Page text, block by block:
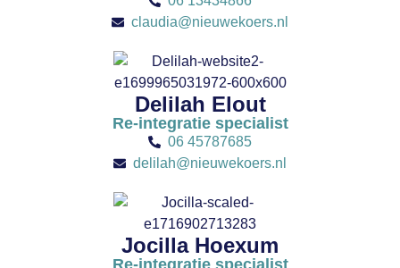
claudia@nieuwekoers.nl
Delilah Elout
Re-integratie specialist
06 45787685
delilah@nieuwekoers.nl
Jocilla Hoexum